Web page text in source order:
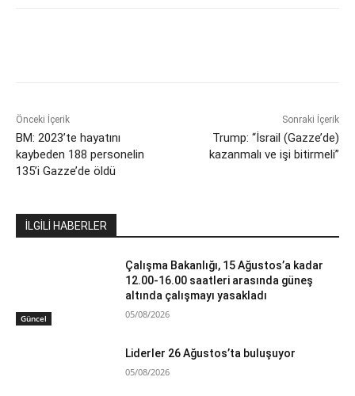
Önceki İçerik
BM: 2023’te hayatını
kaybeden 188 personelin
135’i Gazze’de öldü
Sonraki İçerik
Trump: “İsrail (Gazze’de)
kazanmalı ve işi bitirmeli”
İLGİLİ HABERLER
Güncel
Çalışma Bakanlığı, 15 Ağustos’a kadar
12.00-16.00 saatleri arasında güneş
altında çalışmayı yasakladı
05/08/2026
Liderler 26 Ağustos’ta buluşuyor
05/08/2026